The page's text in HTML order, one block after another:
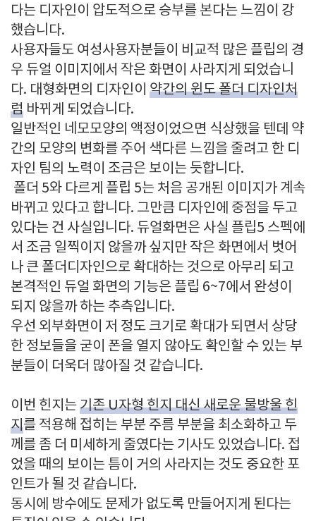
다는 디자인이 압도적으로 승부를 본다는 느낌이 강
했습니다.
사용자들도 여성사용자분들이 비교적 많은 플립의 경
우 듀얼 이미지에서 작은 화면이 사라지게 되었습니
다. 대형화면의 디자인이 약간의 윈도 폴더 디자인처
럼 바뀌게 되었습니다.
일반적인 네모모양의 액정이었으면 식상했을 텐데 약
간의 모양의 변화를 주어 색다른 느낌을 줄려고 한 디
자인 팀의 노력이 조금은 보이는 듯합니다.
폴더 5와 다르게 플립 5는 처음 공개된 이미지가 계속
바뀌고 있다고 합니다. 그만큼 디자인에 중점을 두고
있다는 건 사실입니다. 듀얼화면은 사실 플립5 스펙에
서 조금 일찍이지 않을까 싶지만 작은 화면에서 벗어
나 큰 폴더디자인으로 확대하는 것으로 아무리 되고
본격적인 듀얼 화면의 기능은 플립 6~7에서 완성이
되지 않을까 하는 추측입니다.
우선 외부화면이 저 정도 크기로 확대가 되면서 상당
한 정보들을 굳이 폰을 열지 않아도 확인할 수 있는 부
분들이 더욱더 많아질 것 같습니다.
이번 힌지는기존 U자형 힌지 대신 새로운 물방울 힌
지를 적용해 접히는 부분 주름 부분을 최소화하고 두
께를 좀 더 미세하게 줄였다는 기사도 있었습니다. 접
었을 때의 보이는 틈이 거의 사라지는 것도 중요한 포
인트가 될 것 같습니다.
동시에 방수에도 문제가 없도록 만들어지게 된다는